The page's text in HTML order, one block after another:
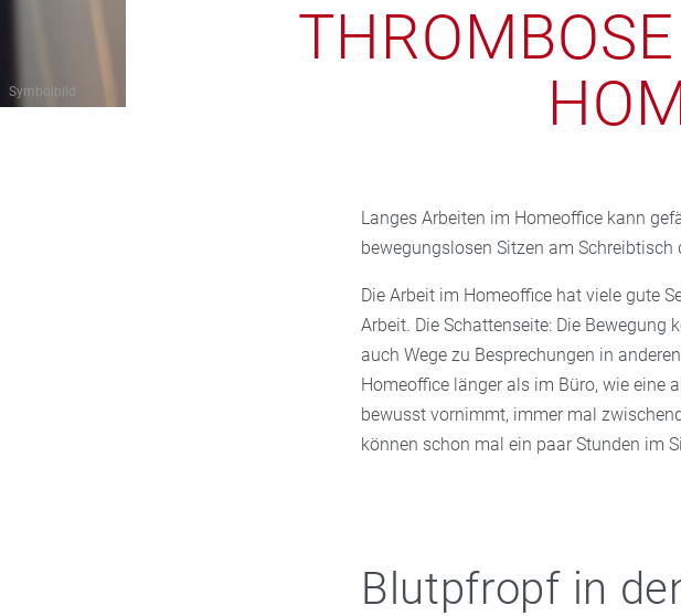
Symbolbild
Langes Arbeiten im Homeoffice kann
bewegungslosen Sitzen am
Die Arbeit im Homeoffice hat viele gute
Arbeit. Die Schattenseite: Die
auch Wege zu Besprechungen in
Homeoffice länger als im Büro, wie eine
bewusst vornimmt, immer mal
können schon mal ein paar Stunden im
Blutpfropf in